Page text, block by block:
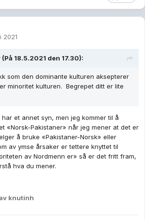
2021
18.5.2021 den 17.30):
som den dominante kulturen aksepterer
minoritet kulturen. Begrepet ditt er lite
et annet syn, men jeg kommer til å
«Norsk-Pakistaner» når jeg mener at det er
å bruke «Pakistaner-Norsk» eller
av ymse årsaker er tettere knyttet til
av Nordmenn er» så er det fritt fram,
hva du mener.
knutinh